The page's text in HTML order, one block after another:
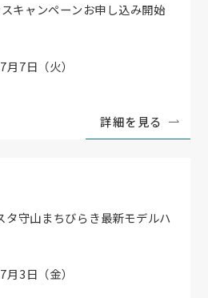
キャンペーンお申し込み開始
7日（火）
詳細を見る
タ守山まちびらき最新モデルハ
3日（金）